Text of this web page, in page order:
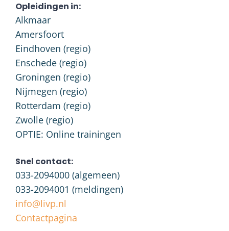
Opleidingen in:
Alkmaar
Amersfoort
Eindhoven (regio)
Enschede (regio)
Groningen (regio)
Nijmegen (regio)
Rotterdam (regio)
Zwolle (regio)
OPTIE: Online trainingen
Snel contact:
033-2094000 (algemeen)
033-2094001 (meldingen)
info@livp.nl
Contactpagina